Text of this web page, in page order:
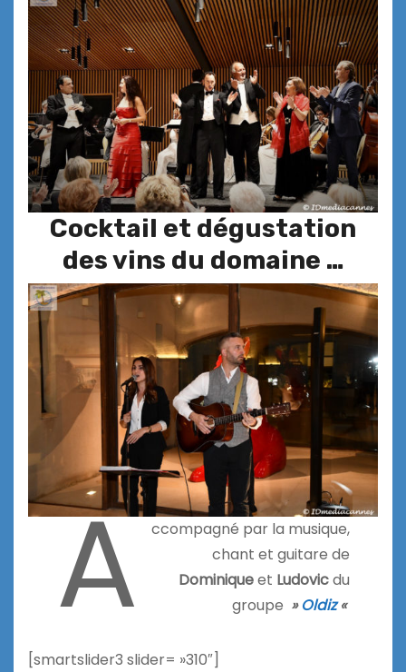
Cocktail et dégustation
des vins du domaine …
A
ccompagné par la musique,
chant et guitare de
Dominiqueet Ludovicdu
groupe »Oldiz«
[smartslider3 slider= »310″]